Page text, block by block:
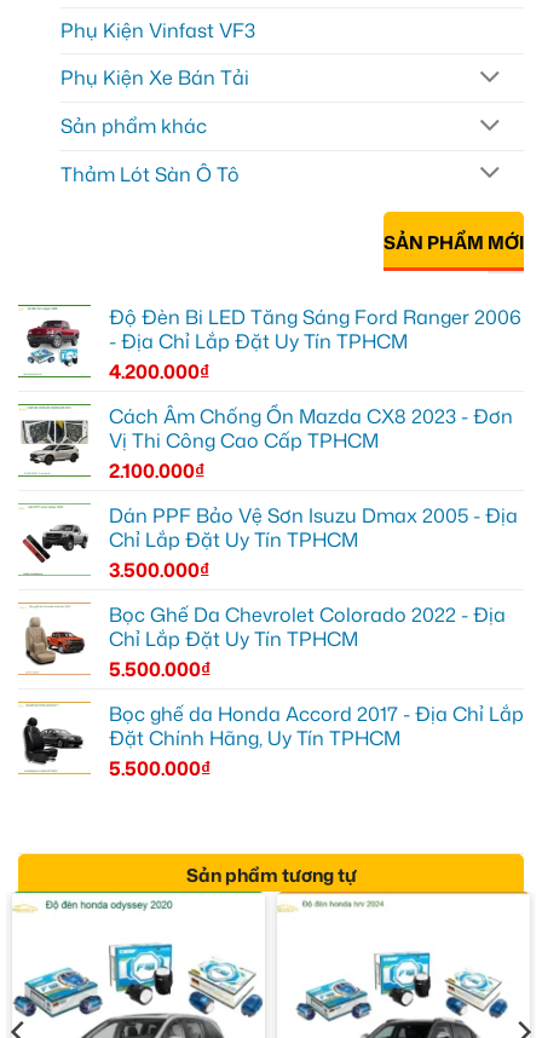
Phụ Kiện Vinfast VF3
Phụ Kiện Xe Bán Tải
Sản phẩm khác
Thảm Lót Sàn Ô Tô
SẢN PHẨM MỚI
Độ Đèn Bi LED Tăng Sáng Ford Ranger 2006
- Địa Chỉ Lắp Đặt Uy Tín TPHCM
4.200.000₫
Cách Âm Chống Ồn Mazda CX8 2023 - Đơn
Vị Thi Công Cao Cấp TPHCM
2.100.000₫
Dán PPF Bảo Vệ Sơn Isuzu Dmax 2005 - Địa
Chỉ Lắp Đặt Uy Tín TPHCM
3.500.000₫
Bọc Ghế Da Chevrolet Colorado 2022 - Địa
Chỉ Lắp Đặt Uy Tín TPHCM
5.500.000₫
Bọc ghế da Honda Accord 2017 - Địa Chỉ Lắp
Đặt Chính Hãng, Uy Tín TPHCM
5.500.000₫
Sản phẩm tương tự